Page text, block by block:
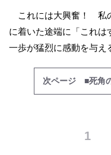
これには大興奮！ 私
に着いた途端に「これ
一歩が猛烈に感動を与え
次ページ ■死角
1